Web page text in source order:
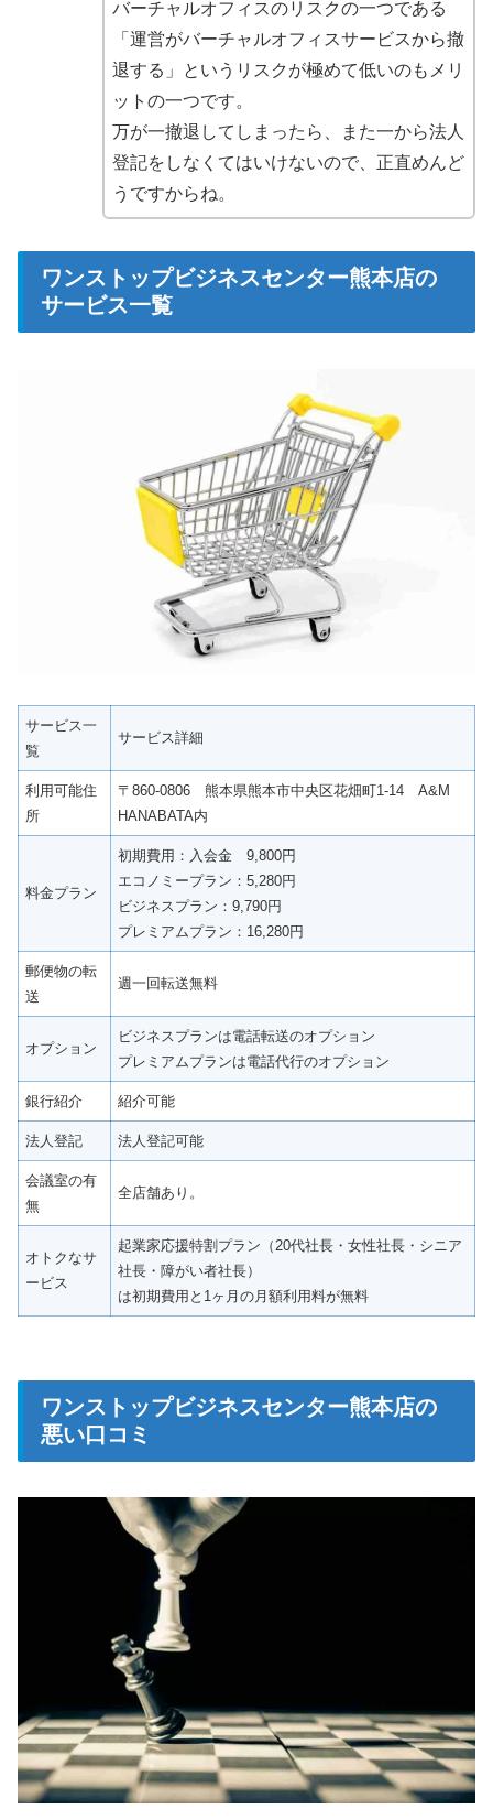
バーチャルオフィスのリスクの一つである
「運営がバーチャルオフィスサービスから撤
退する」というリスクが極めて低いのもメリ
ットの一つです。
万が一撤退してしまったら、また一から法人
登記をしなくてはいけないので、正直めんど
うですからね。
ワンストップビジネスセンター熊本店の
サービス一覧
サービス一
覧
サービス詳細
利用可能住
所
〒860-0806 熊本県熊本市中央区花畑町1-14 A&M
HANABATA内
料金プラン
初期費用：入会金 9,800円
エコノミープラン：5,280円
ビジネスプラン：9,790円
プレミアムプラン：16,280円
郵便物の転
送
週一回転送無料
オプション
ビジネスプランは電話転送のオプション
プレミアムプランは電話代行のオプション
銀行紹介 紹介可能
法人登記 法人登記可能
会議室の有
無
全店舗あり。
オトクなサ
ービス
起業家応援特割プラン（20代社長・女性社長・シニア
社長・障がい者社長）
は初期費用と1ヶ月の月額利用料が無料
ワンストップビジネスセンター熊本店の
悪い口コミ